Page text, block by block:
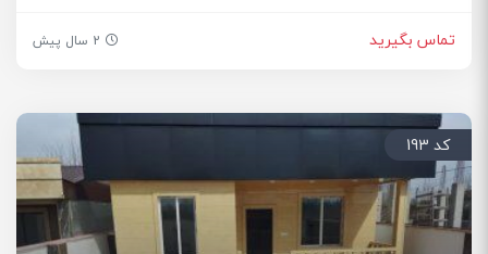
تماس بگیرید 2 سال پیش
کد 193